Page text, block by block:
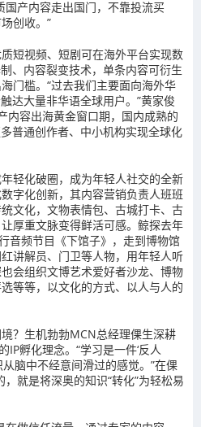
国产内容走出国门，不靠投流买
创收。”
短视频、短剧可在海外平台实现数
、内容裂变技术，单条内容可衍生
门槛。“过去我们主要面向海外华
达大量非华语全球用户。”黄家俊
内容出海黄金窗口期，国内成熟的
普通创作者、中小机构实现全球化
轻化破圈，成为年轻人社交的全新
字化创新，其内容营销负责人班班
文化，文物表情包、古城打卡、古
厚重文脉变得鲜活可感。鲸探去年
音频节目《下馆子》，走到博物馆
讲解员、门卫等人物，用年轻人听
会组织文博艺术爱好者沙龙、博物
等等，以文化的方式、以人与人的
？生机勃勃MCN总经理倮生深耕
IP孵化理念。“学习是一件‘反人
脑中不经意间滑过的感觉。”在倮
就是将深奥的知识“转化”为轻松易